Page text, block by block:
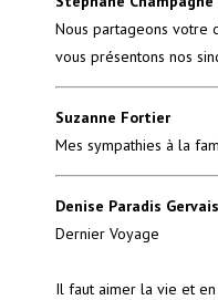
Nous partageons votre
vous présentons nos
Suzanne Fortier
Mes sympathies à la
Denise Paradis
Dernier Voyage
Il faut aimer la vie et